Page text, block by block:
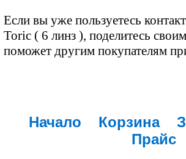
Если вы уже пользуетесь
Toric ( 6 линз ), поделитесь
поможет другим покупателям
Начало Корзина
Прайс